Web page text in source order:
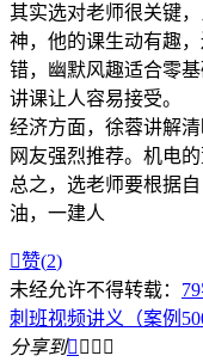
其实选对老师很关键
神，他的课生动有趣
错，幽默风趣适合零
讲课让人容易接受。
经济方面，徐蓉讲解
网友强烈推荐。机电
总之，选老师要根据
油，一建人
赞(2)
未经允许不得转载：
刺班视频讲义（案例
分享到   